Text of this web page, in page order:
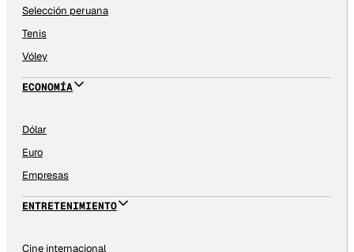
Selección peruana
Tenis
Vóley
ECONOMÍA
Dólar
Euro
Empresas
ENTRETENIMIENTO
Cine internacional